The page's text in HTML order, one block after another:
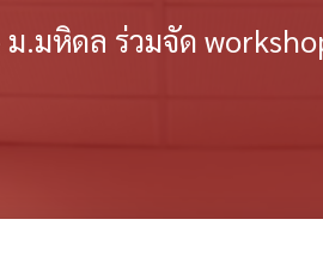
.มหิดล ร่วมจัด